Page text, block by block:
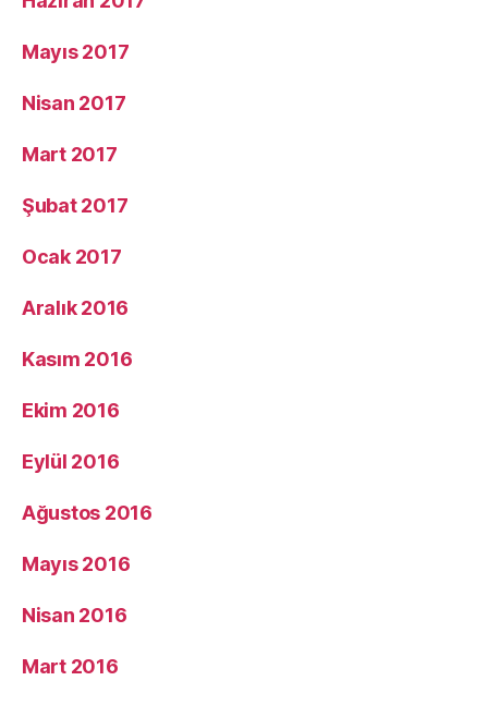
Mayıs 2017
Nisan 2017
Mart 2017
Şubat 2017
Ocak 2017
Aralık 2016
Kasım 2016
Ekim 2016
Eylül 2016
Ağustos 2016
Mayıs 2016
Nisan 2016
Mart 2016